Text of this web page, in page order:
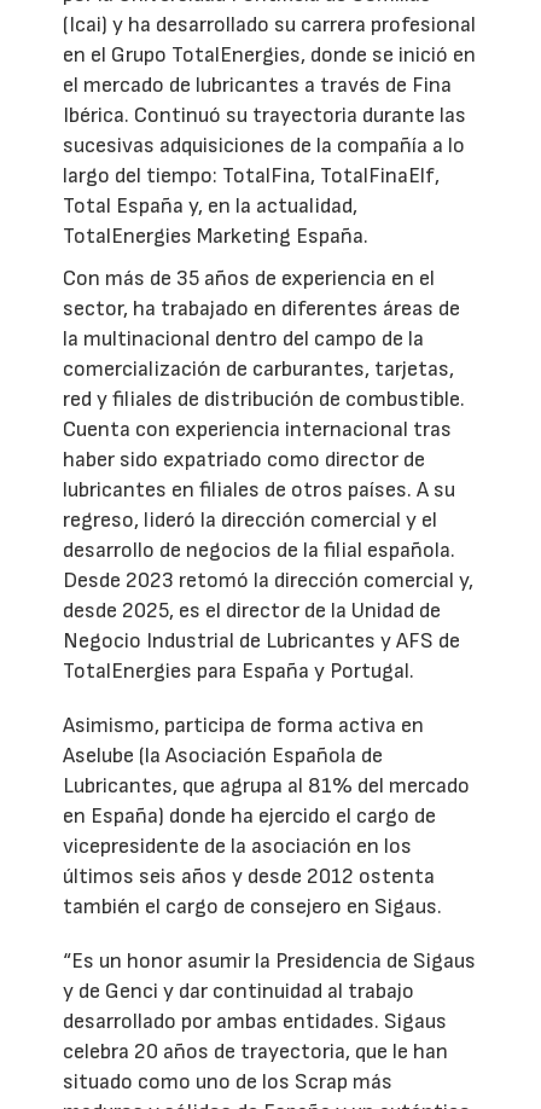
(Icai) y ha desarrollado su carrera profesional
en el Grupo TotalEnergies, donde se inició en
el mercado de lubricantes a través de Fina
Ibérica. Continuó su trayectoria durante las
sucesivas adquisiciones de la compañía a lo
largo del tiempo: TotalFina, TotalFinaElf,
Total España y, en la actualidad,
TotalEnergies Marketing España.
Con más de 35 años de experiencia en el
sector, ha trabajado en diferentes áreas de
la multinacional dentro del campo de la
comercialización de carburantes, tarjetas,
red y filiales de distribución de combustible.
Cuenta con experiencia internacional tras
haber sido expatriado como director de
lubricantes en filiales de otros países. A su
regreso, lideró la dirección comercial y el
desarrollo de negocios de la filial española.
Desde 2023 retomó la dirección comercial y,
desde 2025, es el director de la Unidad de
Negocio Industrial de Lubricantes y AFS de
TotalEnergies para España y Portugal.
Asimismo, participa de forma activa en
Aselube (la Asociación Española de
Lubricantes, que agrupa al 81% del mercado
en España) donde ha ejercido el cargo de
vicepresidente de la asociación en los
últimos seis años y desde 2012 ostenta
también el cargo de consejero en Sigaus.
“Es un honor asumir la Presidencia de Sigaus
y de Genci y dar continuidad al trabajo
desarrollado por ambas entidades. Sigaus
celebra 20 años de trayectoria, que le han
situado como uno de los Scrap más